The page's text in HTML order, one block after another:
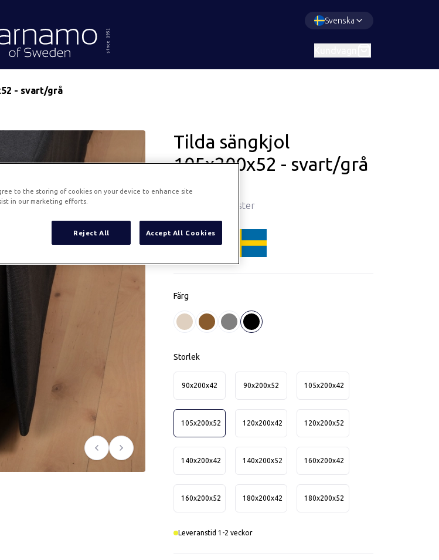
Svenska
- svart/grå
Föregående
Nästa
Tilda sängkjol
105x200x52 - svart/grå
Art.
Sängkjol i polyester
OekoTex110792
Färg
Svart
Storlek
90x200x42 90x200x52 105x200x42
105x200x52 120x200x42 120x200x52
140x200x42 140x200x52 160x200x42
160x200x52 180x200x42 180x200x52
Leveranstid 1-2 veckor
to the storing of cookies on your device to enhance site
in our marketing efforts.
Reject All Accept All Cookies